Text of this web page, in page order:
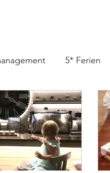
5* Ferien